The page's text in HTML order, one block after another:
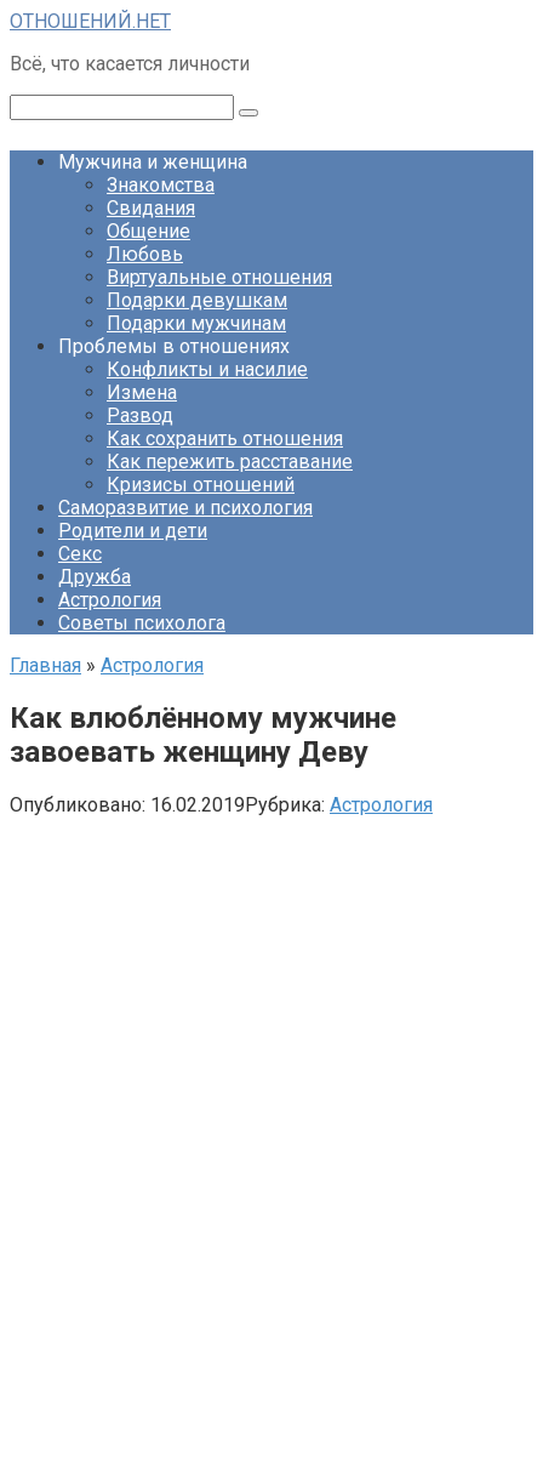
Перейти
контенту
ОТНОШЕНИЙ.НЕТ
Всё, что касается личности
Мужчина и женщина
Знакомства
Свидания
Общение
Любовь
Виртуальные отношения
Подарки девушкам
Подарки мужчинам
Проблемы в отношениях
Конфликты и насилие
Измена
Развод
Как сохранить отношения
Как пережить расставание
Кризисы отношений
Саморазвитие и психология
Родители и дети
Секс
Дружба
Астрология
Советы психолога
Главная » Астрология
Как влюблённому мужчине
завоевать женщину Деву
Опубликовано: 16.02.2019Рубрика: Астрология